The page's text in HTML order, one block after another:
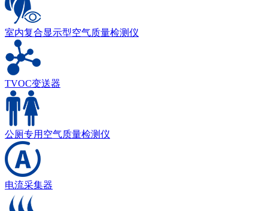
室内复合显示型空气质量检测仪
TVOC变送器
公厕专用空气质量检测仪
电流采集器